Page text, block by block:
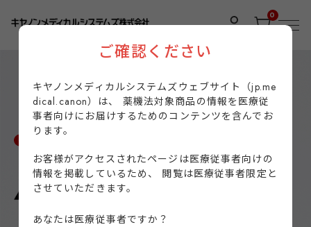
0
ご確認ください
キヤノンメディカルシステムズウェブサイト（jp.me
dical.canon）は、 薬機法対象商品の情報を医療従
事者向けに お届けするためのコンテンツを含んでお
ります。
お客様がアクセスされたページは医療従事者向けの
情報を掲載しているため、 閲覧は医療従事者限定と
させていただきます。
あなたは医療従事者ですか？